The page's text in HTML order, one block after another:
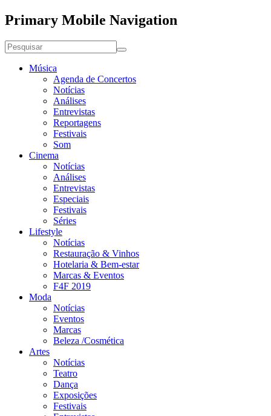
Primary Mobile Navigation
Música
Agenda de Concertos
Notícias
Análises
Entrevistas
Reportagens
Festivais
Som
Cinema
Notícias
Análises
Entrevistas
Especiais
Festivais
Séries
Lifestyle
Notícias
Restauração & Vinhos
Hotelaria & Bem-estar
Marcas & Eventos
F4F 2019
Moda
Notícias
Eventos
Marcas
Beleza /Cosmética
Artes
Notícias
Teatro
Dança
Exposições
Festivais